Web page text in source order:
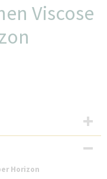
Viscose
Horizon